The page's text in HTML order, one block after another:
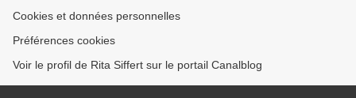
Cookies et données personnelles
Préférences cookies
Voir le profil de Rita Siffert sur le portail Canalblog